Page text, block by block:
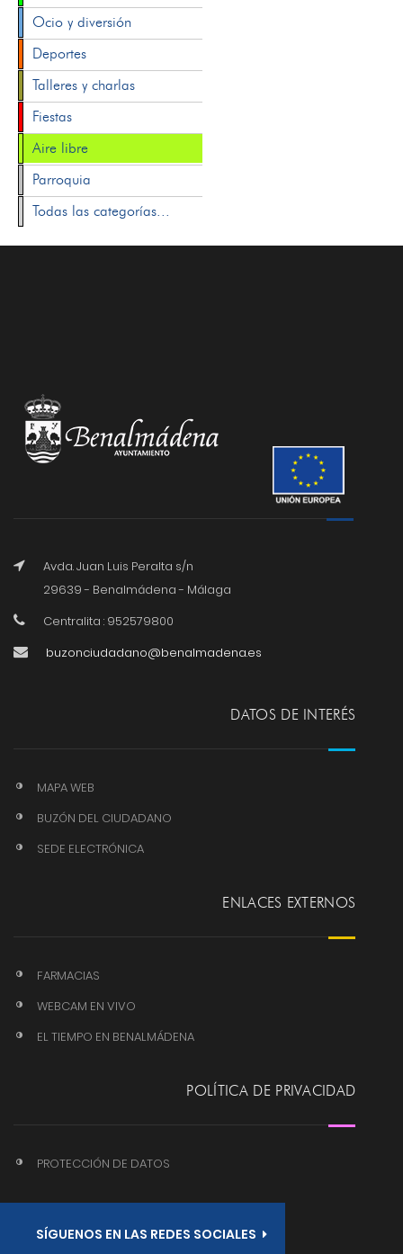
Ocio y diversión
Deportes
Talleres y charlas
Fiestas
Aire libre
Parroquia
Todas las categorías...
Avda. Juan Luis Peralta s/n
29639 - Benalmádena - Málaga
Centralita : 952579800
buzonciudadano@benalmadena.es
DATOS DE INTERÉS
MAPA WEB
BUZÓN DEL CIUDADANO
SEDE ELECTRÓNICA
ENLACES EXTERNOS
FARMACIAS
WEBCAM EN VIVO
EL TIEMPO EN BENALMÁDENA
POLÍTICA DE PRIVACIDAD
PROTECCIÓN DE DATOS
SÍGUENOS EN LAS REDES SOCIALES